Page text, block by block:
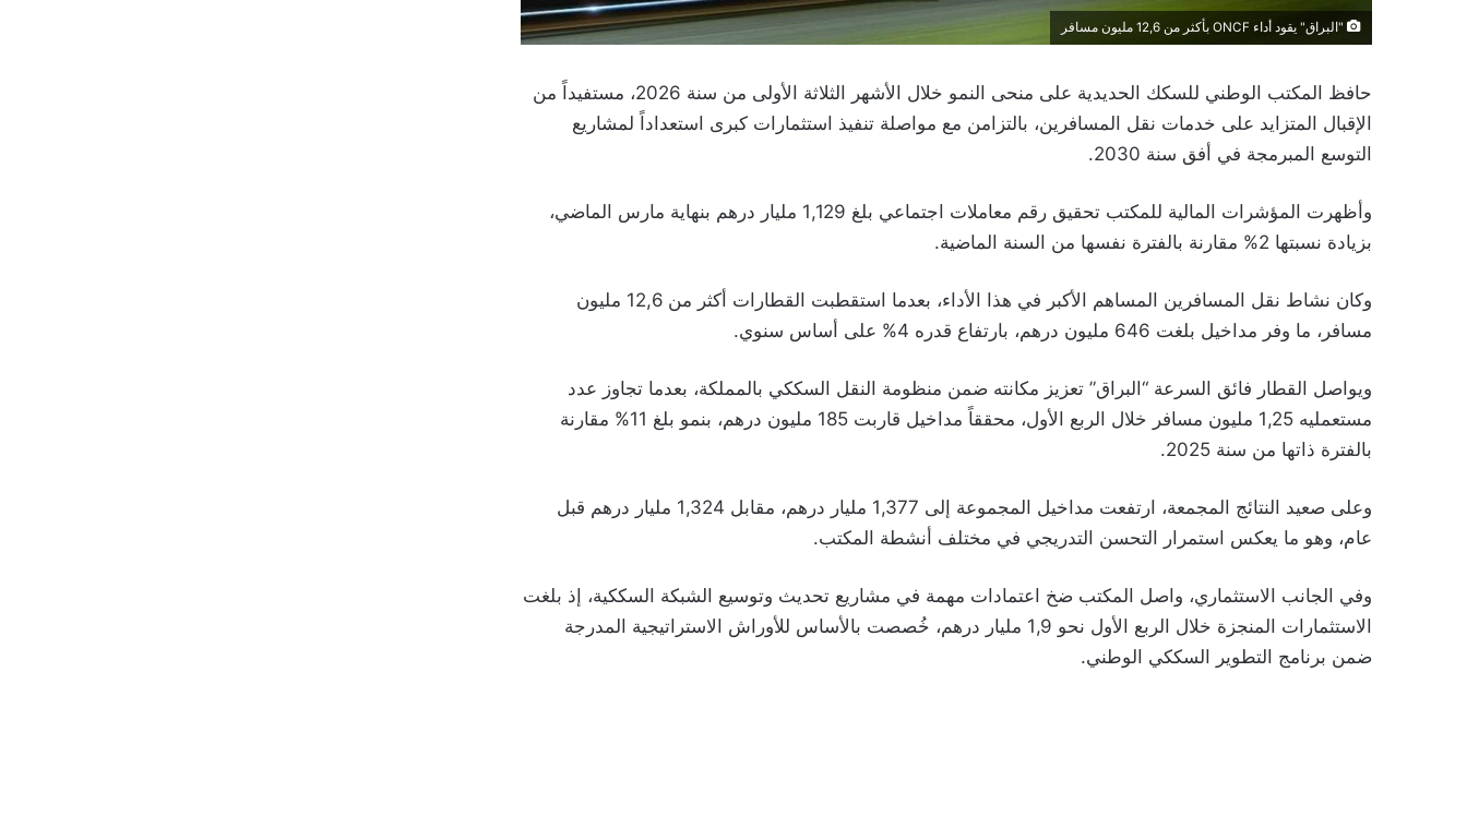
"البراق" يقود أداء ONCF بأكثر من 12,6 مليون مسافر
حافظ المكتب الوطني للسكك الحديدية على منحى النمو خلال الأشهر الثلاثة الأولى من سنة 2026، مستفيداً من
الإقبال المتزايد على خدمات نقل المسافرين، بالتزامن مع مواصلة تنفيذ استثمارات كبرى استعداداً لمشاريع
التوسع المبرمجة في أفق سنة 2030.
وأظهرت المؤشرات المالية للمكتب تحقيق رقم معاملات اجتماعي بلغ 1,129 مليار درهم بنهاية مارس الماضي،
بزيادة نسبتها 2% مقارنة بالفترة نفسها من السنة الماضية.
وكان نشاط نقل المسافرين المساهم الأكبر في هذا الأداء، بعدما استقطبت القطارات أكثر من 12,6 مليون
مسافر، ما وفر مداخيل بلغت 646 مليون درهم، بارتفاع قدره 4% على أساس سنوي.
ويواصل القطار فائق السرعة “البراق” تعزيز مكانته ضمن منظومة النقل السككي بالمملكة، بعدما تجاوز عدد
مستعمليه 1,25 مليون مسافر خلال الربع الأول، محققاً مداخيل قاربت 185 مليون درهم، بنمو بلغ 11% مقارنة
بالفترة ذاتها من سنة 2025.
وعلى صعيد النتائج المجمعة، ارتفعت مداخيل المجموعة إلى 1,377 مليار درهم، مقابل 1,324 مليار درهم قبل
عام، وهو ما يعكس استمرار التحسن التدريجي في مختلف أنشطة المكتب.
وفي الجانب الاستثماري، واصل المكتب ضخ اعتمادات مهمة في مشاريع تحديث وتوسيع الشبكة السككية، إذ بلغت
الاستثمارات المنجزة خلال الربع الأول نحو 1,9 مليار درهم، خُصصت بالأساس للأوراش الاستراتيجية المدرجة
ضمن برنامج التطوير السككي الوطني.